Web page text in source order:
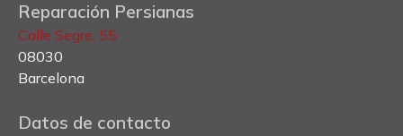
Reparación Persianas
Calle Segre, 55
08030
Barcelona
Datos de contacto